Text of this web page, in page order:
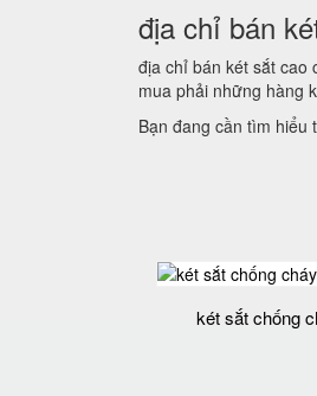
địa chỉ bán
địa chỉ bán két sắt cao
mua phải những hàng
Bạn đang cần tìm hiểu
két sắt chống